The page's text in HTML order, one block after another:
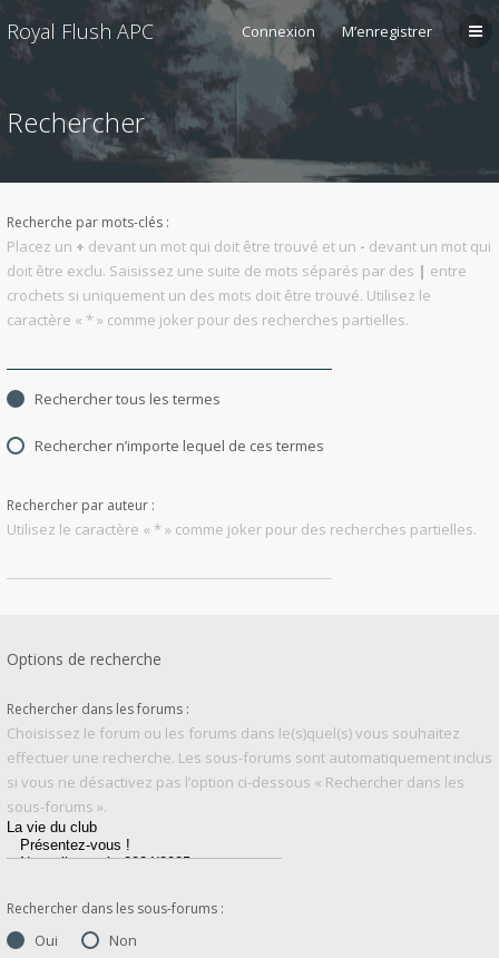
Royal Flush APC Connexion M’enregistrer
Rechercher
Recherche par mots-clés :
Placez un + devant un mot qui doit être trouvé et un - devant un mot qui
doit être exclu. Saisissez une suite de mots séparés par des | entre
crochets si uniquement un des mots doit être trouvé. Utilisez le
caractère « * » comme joker pour des recherches partielles.
Rechercher tous les termes
Rechercher n’importe lequel de ces termes
Rechercher par auteur :
Utilisez le caractère « * » comme joker pour des recherches partielles.
Options de recherche
Rechercher dans les forums :
Choisissez le forum ou les forums dans le(s)quel(s) vous souhaitez
effectuer une recherche. Les sous-forums sont automatiquement inclus
si vous ne désactivez pas l’option ci-dessous « Rechercher dans les
sous-forums ».
Rechercher dans les sous-forums :
Oui Non